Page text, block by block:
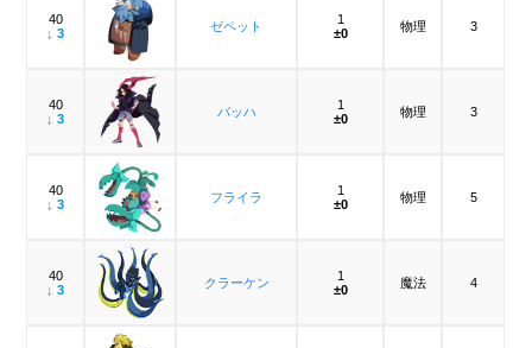
40
↓ 3
ゼペット
1
±0
物理 3
40
↓ 3
バッハ
1
±0
物理 3
40
↓ 3
フライラ
1
±0
物理 5
40
↓ 3
クラーケン
1
±0
魔法 4